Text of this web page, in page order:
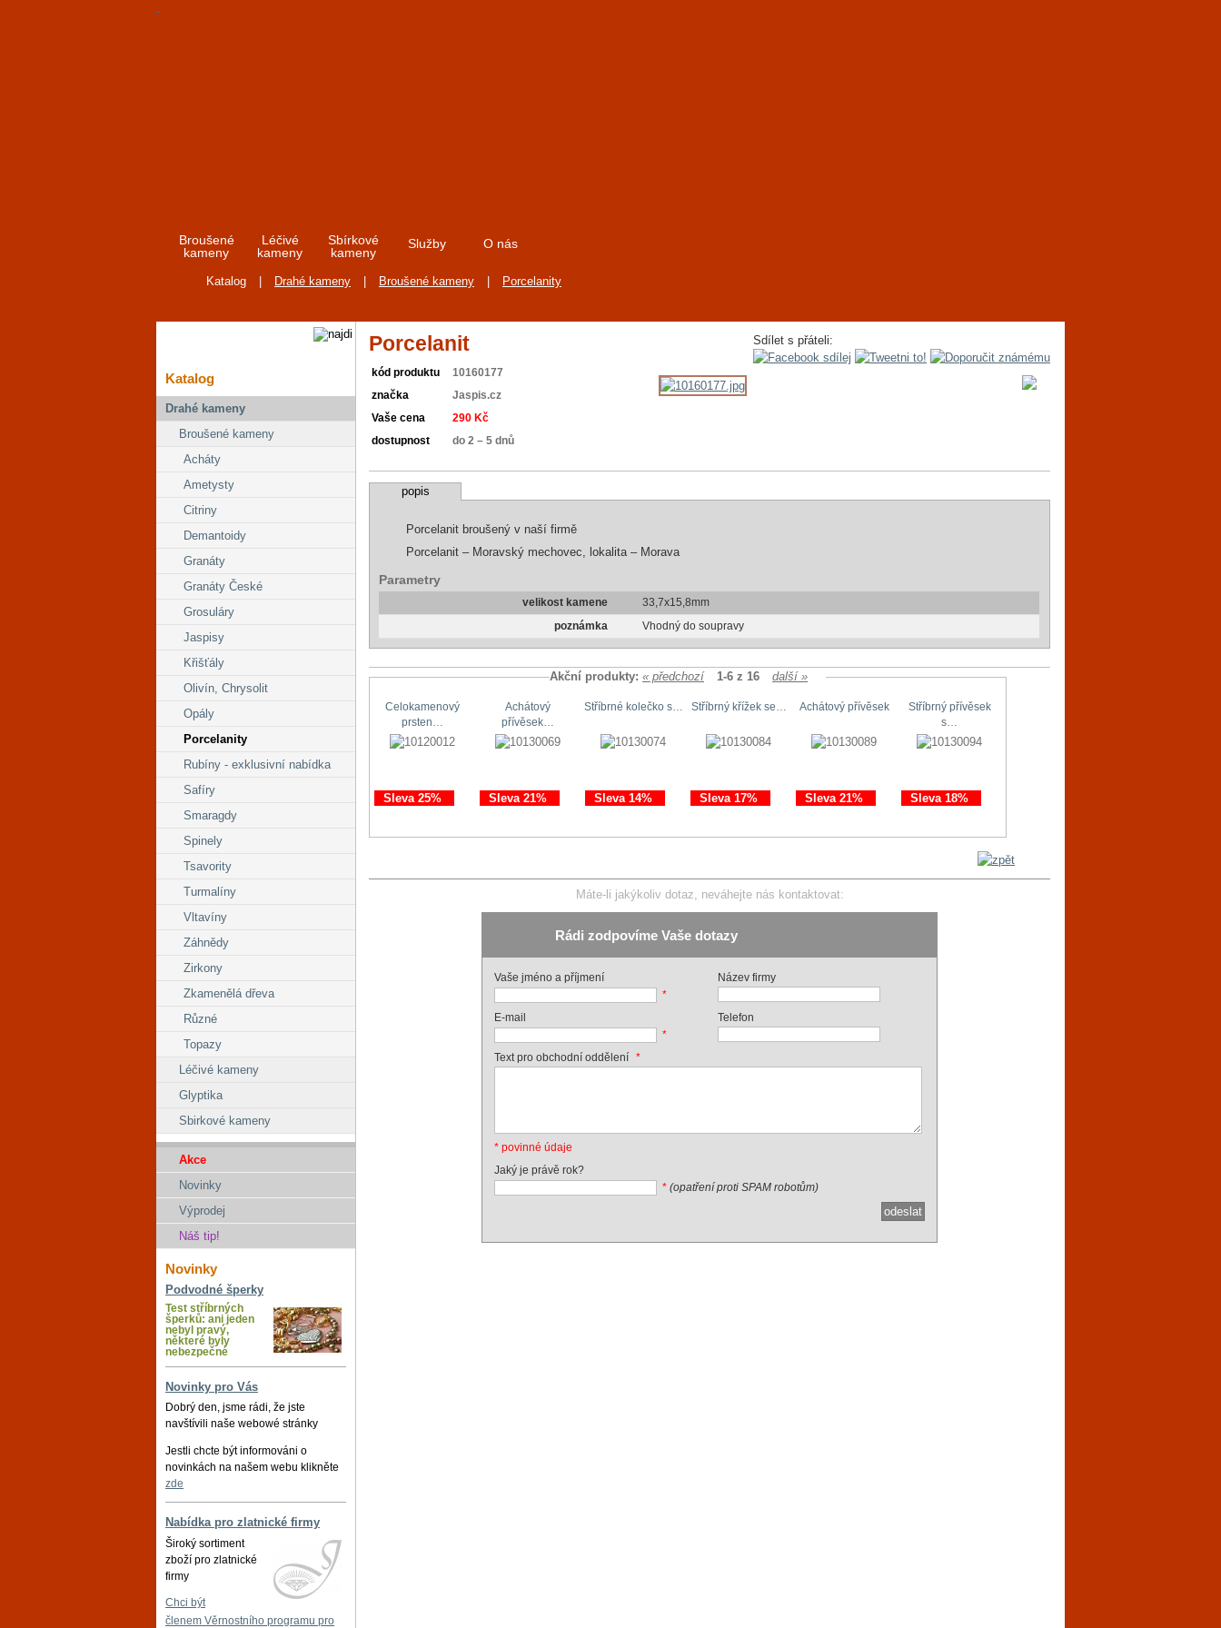
Broušené
kameny
Léčivé
kameny
Sbírkové
kameny
Služby O nás
Katalog Drahé kameny Broušené kameny Porcelanity
Katalog
Drahé kameny
Broušené kameny
Acháty
Ametysty
Citriny
Demantoidy
Granáty
Granáty České
Grosuláry
Jaspisy
Křišťály
Olivín, Chrysolit
Opály
Porcelanity
Rubíny - exklusivní nabídka
Safíry
Smaragdy
Spinely
Tsavority
Turmalíny
Vltavíny
Záhnědy
Zirkony
Zkamenělá dřeva
Různé
Topazy
Léčivé kameny
Glyptika
Sbirkové kameny
Akce
Novinky
Výprodej
Náš tip!
Novinky
Podvodné šperky
Test stříbrných
šperků: ani jeden
nebyl pravý,
některé byly
nebezpečné
Novinky pro Vás
Dobrý den, jsme rádi, že jste
navštívili naše webowé stránky
Jestli chcte být informováni o
novinkách na našem webu klikněte
zde
Nabídka pro zlatnické firmy
Široký sortiment
zboží pro zlatnické
firmy
Chci být
členem Věrnostního programu pro
Sdílet s přáteli:
Porcelanit
kód produktu 10160177
značka Jaspis.cz
Vaše cena 290 Kč
dostupnost do 2 – 5 dnů
popis
Porcelanit broušený v naší firmě
Porcelanit – Moravský mechovec, lokalita – Morava
Parametry
velikost kamene 33,7x15,8mm
poznámka Vhodný do soupravy
Akční produkty: « předchozí 1-6 z 16 další »
Celokamenový
prsten…
Sleva 25%
Achátový
přívěsek…
Sleva 21%
Stříbrné kolečko s…
Sleva 14%
Stříbrný křížek se…
Sleva 17%
Achátový přívěsek
Sleva 21%
Stříbrný přívěsek
s…
Sleva 18%
Máte-li jakýkoliv dotaz, neváhejte nás kontaktovat:
Rádi zodpovíme Vaše dotazy
Vaše jméno a příjmení
*
Název firmy
E-mail
*
Telefon
Text pro obchodní oddělení *
* povinné údaje
Jaký je právě rok?
* (opatření proti SPAM robotům)